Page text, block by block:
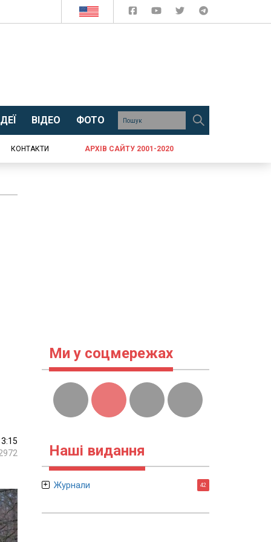
ВІДЕО ФОТО
КОНТАКТИ АРХІВ САЙТУ 2001-2020
Ми у соцмережах
Наші видання
Журнали 42